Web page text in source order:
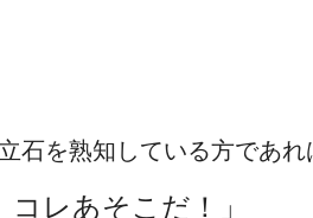
石を熟知している方であれ
コレあそこだ！」